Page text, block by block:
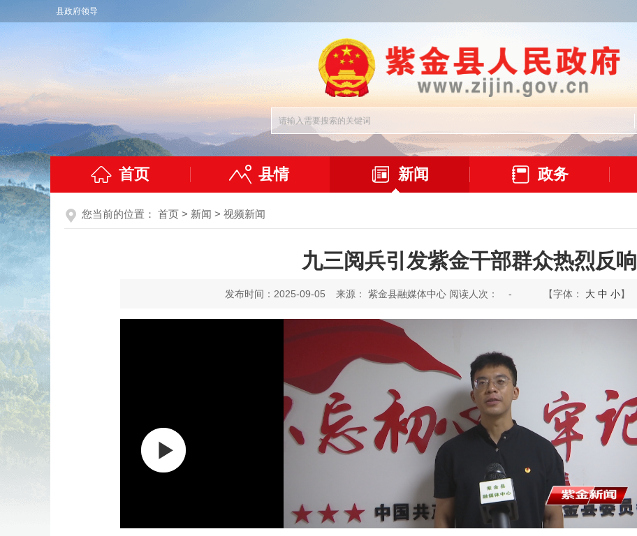
县政府领导
首页 县情 新闻 政务
您当前的位置： 首页 > 新闻 > 视频新闻
九三阅兵引发紫金干部群众热烈反响
发布时间：2025-09-05 来源： 紫金县融媒体中心 阅读人次： - 【字体： 大 中 小】